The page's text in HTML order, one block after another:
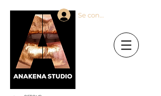
Se connecter